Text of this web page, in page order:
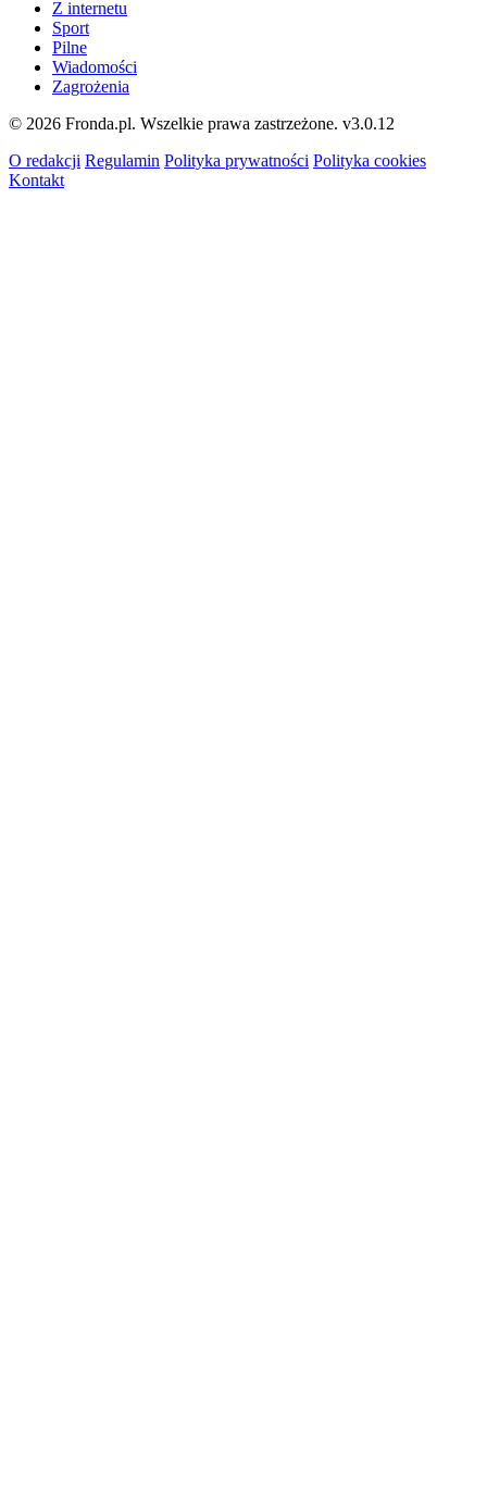
Z internetu
Sport
Pilne
Wiadomości
Zagrożenia
© 2026 Fronda.pl. Wszelkie prawa zastrzeżone. v3.0.12
O redakcji Regulamin Polityka prywatności Polityka cookies
Kontakt